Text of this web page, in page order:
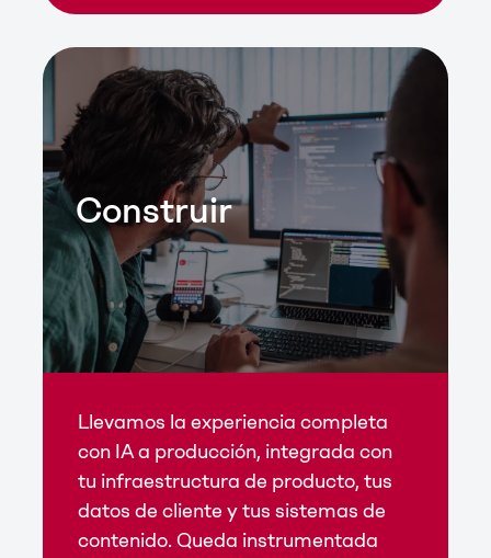
Llevamos la experiencia completa
con IA a producción, integrada con
tu infraestructura de producto, tus
datos de cliente y tus sistemas de
contenido. Queda instrumentada
Construir